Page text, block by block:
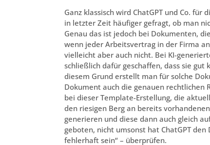
Ganz klassisch wird ChatGPT und Co.
in letzter Zeit häufiger gefragt, ob man
Genau das ist jedoch bei Dokumenten,
wenn jeder Arbeitsvertrag in der Firma
vielleicht aber auch nicht. Bei KI-
schließlich dafür geschaffen, dass sie
diesem Grund erstellt man für solche
Dokument auch die genauen
bei dieser Template-Erstellung, die
den riesigen Berg an bereits
generieren und diese dann auch gleich
geboten, nicht umsonst hat ChatGPT den
fehlerhaft sein“ – überprüfen.